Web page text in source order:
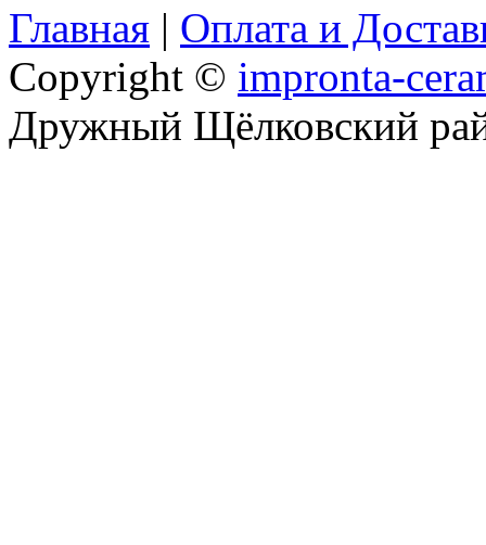
Главная | Оплата и
Copyright © impronta-
Дружный Щёлковский